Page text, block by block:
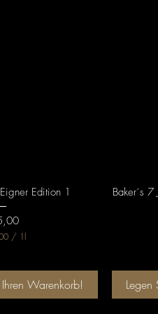
Edition 1
/ 1l
1
3
0
Warenkorb!
Baker´s